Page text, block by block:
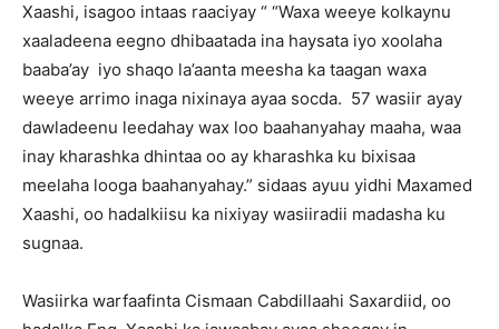
Xaashi, isagoo intaas raaciyay “ “Waxa weeye kolkaynu
xaaladeena eegno dhibaatada ina haysata iyo xoolaha
baaba’ay iyo shaqo la’aanta meesha ka taagan waxa
weeye arrimo inaga nixinaya ayaa socda. 57 wasiir ayay
dawladeenu leedahay wax loo baahanyahay maaha, waa
inay kharashka dhintaa oo ay kharashka ku bixisaa
meelaha looga baahanyahay.” sidaas ayuu yidhi Maxamed
Xaashi, oo hadalkiisu ka nixiyay wasiiradii madasha ku
sugnaa.
Wasiirka warfaafinta Cismaan Cabdillaahi Saxardiid, oo